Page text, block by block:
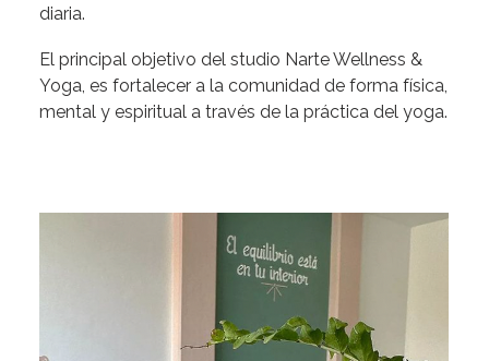
diaria.
El principal objetivo del studio Narte Wellness &
Yoga, es fortalecer a la comunidad de forma física,
mental y espiritual a través de la práctica del yoga.